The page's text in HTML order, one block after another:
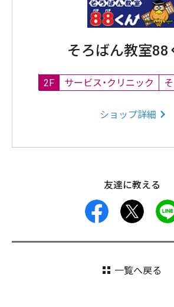
そろばん教室88
2F サービス・クリニック
ショップ詳細
友達に教える
facebook
一覧へ戻る